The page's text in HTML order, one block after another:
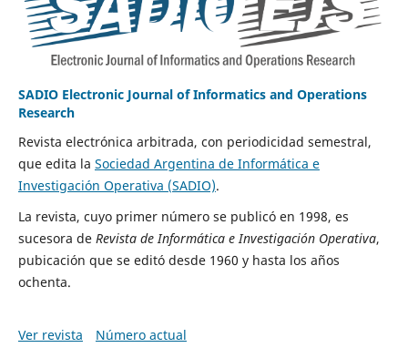
SADIO Electronic Journal of Informatics and Operations
Research
Revista electrónica arbitrada, con periodicidad semestral,
que edita la Sociedad Argentina de Informática e
Investigación Operativa (SADIO).
La revista, cuyo primer número se publicó en 1998, es
sucesora de Revista de Informática e Investigación Operativa,
pubicación que se editó desde 1960 y hasta los años
ochenta.
Ver revista Número actual